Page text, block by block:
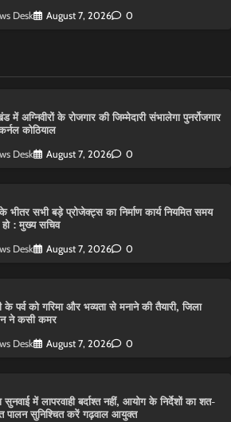
Desk August 7, 2026 0
में अग्निवीरों के रोजगार की जिम्मेदारी संभालेगा पुनर्रोजगार
कोठियाल
Desk August 7, 2026 0
भीतर सभी बड़े प्रोजेक्ट्स का निर्माण कार्य नियमित समय
हो : मुख्य सचिव
Desk August 7, 2026 0
पर्व को गरिमा और भव्यता से मनाने की तैयारी, जिला
ने कसी कमर
Desk August 7, 2026 0
सुनवाई में लापरवाही बर्दाश्त नहीं, आयोग के निर्देशों का शत-
पालन सुनिश्चित करें गढ़वाल आयुक्त